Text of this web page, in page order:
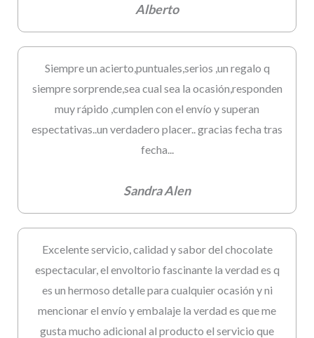
Alberto
Siempre un acierto,puntuales,serios ,un regalo q
siempre sorprende,sea cual sea la ocasión,responden
muy rápido ,cumplen con el envío y superan
espectativas..un verdadero placer.. gracias fecha tras
fecha...
Sandra Alen
Excelente servicio, calidad y sabor del chocolate
espectacular, el envoltorio fascinante la verdad es q
es un hermoso detalle para cualquier ocasión y ni
mencionar el envío y embalaje la verdad es que me
gusta mucho adicional al producto el servicio que